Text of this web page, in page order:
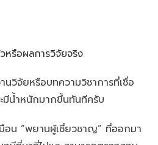
หรือผลการวิจัยจริง
นวิจัยหรือบทความวิชาการที่เชื่อ
มีน้ำหนักมากขึ้นทันทีครับ
อน “พยานผู้เชี่ยวชาญ” ที่ออกมา